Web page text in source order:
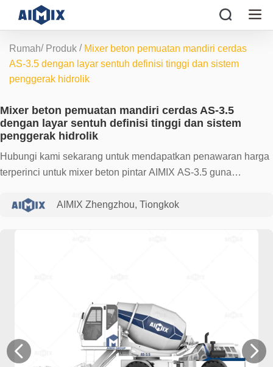
Rumah/ Produk / Mixer beton pemuatan mandiri cerdas
AS-3.5 dengan layar sentuh definisi tinggi dan sistem
penggerak hidrolik
Mixer beton pemuatan mandiri cerdas AS-3.5
dengan layar sentuh definisi tinggi dan sistem
penggerak hidrolik
Hubungi kami sekarang untuk mendapatkan penawaran harga
terperinci untuk mixer beton pintar AIMIX AS-3.5 guna
Anda!
AIMIX Zhengzhou, Tiongkok
 